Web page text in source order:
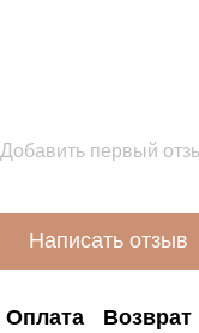
Добавить первый
Написать отзыв
Оплата Возврат